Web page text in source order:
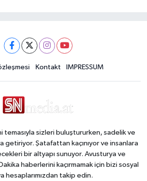
Kontakt IMPRESSUM
temasıyla sizleri buluştururken, sadelik ve
getiriyor. Şatafattan kaçınıyor ve insanlara
bir altyapı sunuyor. Avusturya ve
haberlerini kaçırmamak için bizi sosyal
hesaplarımızdan takip edin.